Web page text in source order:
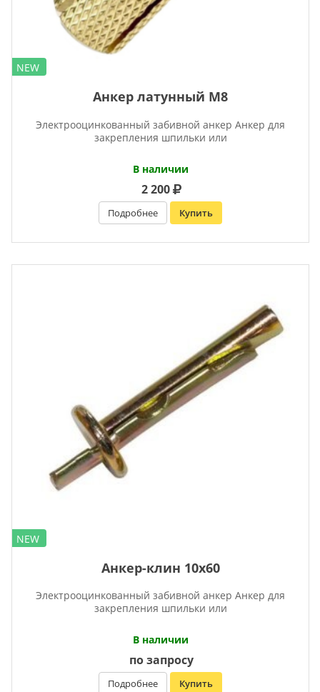
NEW
Анкер латунный М8
Электрооцинкованный забивной анкер Анкер для
закрепления шпильки или
В наличии
2 200
Подробнее Купить
NEW
Анкер-клин 10х60
Электрооцинкованный забивной анкер Анкер для
закрепления шпильки или
В наличии
по запросу
Подробнее Купить